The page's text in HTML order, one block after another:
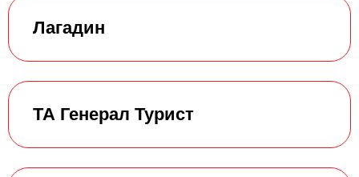
Лагадин
ТА Генерал Турист